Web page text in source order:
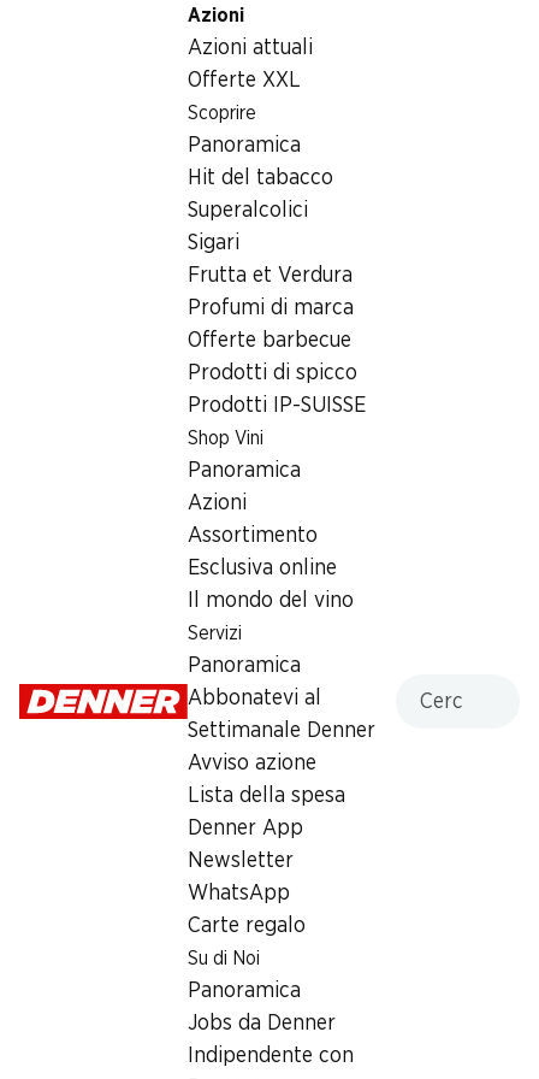
Azioni
Azioni attuali
Offerte XXL
Scoprire
Panoramica
Hit del tabacco
Superalcolici
Sigari
Frutta et Verdura
Profumi di marca
Offerte barbecue
Prodotti di spicco
Prodotti IP-SUISSE
Shop Vini
Panoramica
Azioni
Assortimento
Esclusiva online
Il mondo del vino
Servizi
Panoramica
Abbonatevi al
Settimanale Denner
Avviso azione
Lista della spesa
Denner App
Newsletter
WhatsApp
Carte regalo
Su di Noi
Panoramica
Jobs da Denner
Indipendente con
Generi alimentari
Spinaci alla panna IP-SUISSE
Spinaci alla panna IP-SUISSE
1002000
Altri clienti hanno acquistato